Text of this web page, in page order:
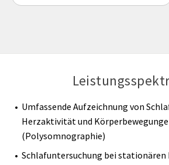
Ambulanzen
UNIQA Medical Partner
Therapie
Umfassende Aufzeichnung von
Herzaktivität und
(Polysomnographie)
Schlafuntersuchung bei